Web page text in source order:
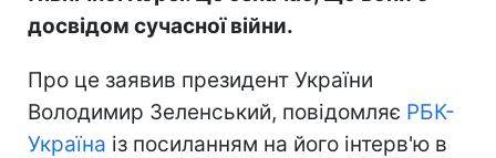
досвідом сучасної війни.
Про це заявив президент України
Володимир Зеленський, повідомляє РБК-
Україна із посиланням на його інтерв'ю в